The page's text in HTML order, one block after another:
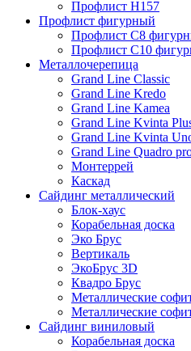
Профлист Н157
Профлист фигурный
Профлист С8
Профлист С10
Металлочерепица
Grand Line Classic
Grand Line Kredo
Grand Line Kamea
Grand Line Kvinta
Grand Line Kvinta
Grand Line Quadro
Монтеррей
Каскад
Сайдинг металлический
Блок-хаус
Корабельная доска
Эко Брус
Вертикаль
ЭкоБрус 3D
Квадро Брус
Металлические
Металлические
Сайдинг виниловый
Корабельная доска